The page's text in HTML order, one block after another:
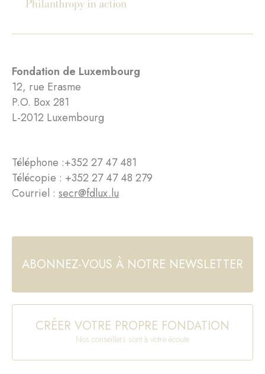
Fondation de Luxembourg
12, rue Erasme
P.O. Box 281
L-2012 Luxembourg
Téléphone :+352 27 47 481
Télécopie : +352 27 47 48 279
Courriel : secr@fdlux.lu
ABONNEZ-VOUS À NOTRE NEWSLETTER
CRÉER VOTRE PROPRE FONDATION
Nos conseillers sont à votre écoute